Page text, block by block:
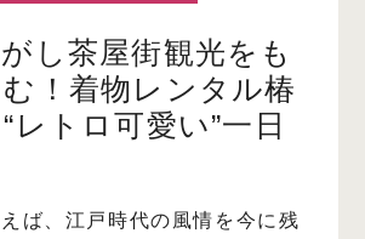
し茶屋街観光をも
！着物レンタル椿
レトロ可愛い”一日
ば、江戸時代の風情を今に残